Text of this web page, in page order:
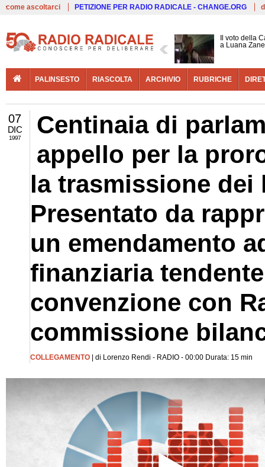
come ascoltarci PETIZIONE PER RADIO RADICALE - CHANGE.ORG
Il voto della
a Luana
PALINSESTO RIASCOLTA ARCHIVIO RUBRICHE
07
DIC
1997
Centinaia di
appello per la
la trasmissione
Presentato da
un emendamento
finanziaria
convenzione con
commissione
COLLEGAMENTO | di Lorenzo Rendi - RADIO - 00:00 Durata: 15 min